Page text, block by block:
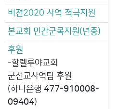
비젼2020 사역 적극지원
본교회 민간군목지원(년중)
후원
-할렐루야교회
군선교사역팀 후원
(하나은행477-910008-
09404)